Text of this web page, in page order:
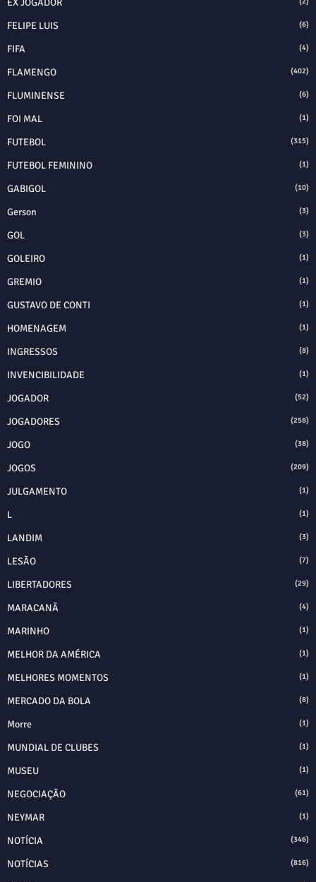
FELIPE LUIS (6)
FIFA (4)
FLAMENGO (402)
FLUMINENSE (6)
FOI MAL (1)
FUTEBOL (315)
FUTEBOL FEMININO (1)
GABIGOL (10)
Gerson (3)
GOL (3)
GOLEIRO (1)
GREMIO (1)
GUSTAVO DE CONTI (1)
HOMENAGEM (1)
INGRESSOS (8)
INVENCIBILIDADE (1)
JOGADOR (52)
JOGADORES (258)
JOGO (38)
JOGOS (209)
JULGAMENTO (1)
L (1)
LANDIM (3)
LESÃO (7)
LIBERTADORES (29)
MARACANÃ (4)
MARINHO (1)
MELHOR DA AMÉRICA (1)
MELHORES MOMENTOS (1)
MERCADO DA BOLA (8)
Morre (1)
MUNDIAL DE CLUBES (1)
MUSEU (1)
NEGOCIAÇÃO (61)
NEYMAR (1)
NOTÍCIA (346)
NOTÍCIAS (816)